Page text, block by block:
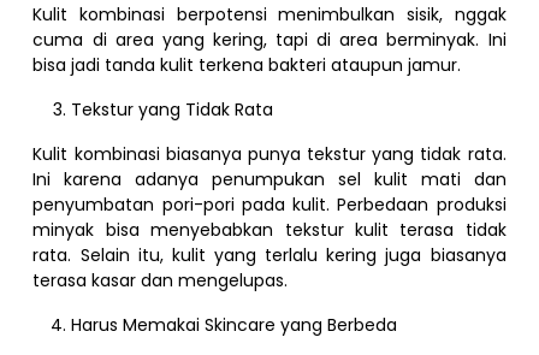
Kulit kombinasi berpotensi menimbulkan sisik, nggak
cuma di area yang kering, tapi di area berminyak. Ini
bisa jadi tanda kulit terkena bakteri ataupun jamur.
Tekstur yang Tidak Rata
Kulit kombinasi biasanya punya tekstur yang tidak rata.
Ini karena adanya penumpukan sel kulit mati dan
penyumbatan pori-pori pada kulit. Perbedaan produksi
minyak bisa menyebabkan tekstur kulit terasa tidak
rata. Selain itu, kulit yang terlalu kering juga biasanya
terasa kasar dan mengelupas.
Harus Memakai Skincare yang Berbeda